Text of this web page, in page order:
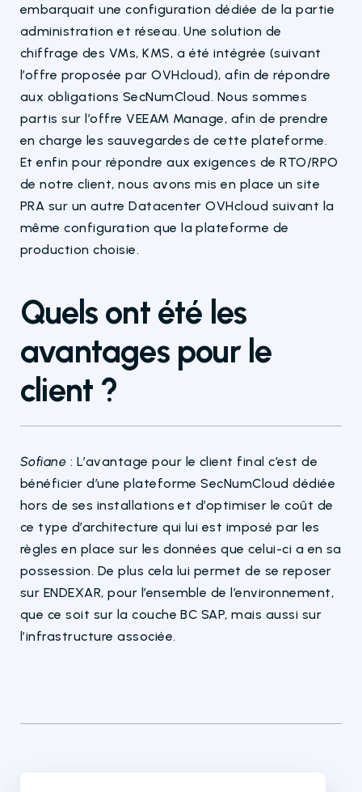
embarquait une configuration dédiée de la partie
administration et réseau. Une solution de
chiffrage des VMs, KMS, a été intégrée (suivant
l’offre proposée par OVHcloud), afin de répondre
aux obligations SecNumCloud. Nous sommes
partis sur l’offre VEEAM Manage, afin de prendre
en charge les sauvegardes de cette plateforme.
Et enfin pour répondreaux exigences de RTO/RPO
de notre client, nous avons mis en place un site
PRA sur un autre Datacenter OVHcloud suivant la
même configuration que la plateforme de
production choisie.
Quels ont été les
avantages pour le
client ?
Sofiane : L’avantage pour le client final c’est de
bénéficier d’une plateformeSecNumClouddédiée
hors de ses installations et d’optimiser le coût de
ce type d’architecture qui lui est imposé par les
règles en place sur les données que celui-ci a en sa
possession. De plus cela lui permet de se reposer
sur ENDEXAR, pour l’ensemble de l’environnement,
que ce soit sur la couche BC SAP, mais aussi sur
l’infrastructure associée.